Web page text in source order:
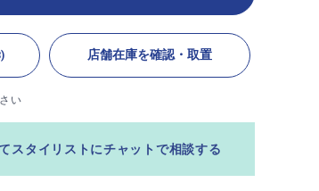
店舗在庫を確認・取置
い
スタイリストにチャットで相談する